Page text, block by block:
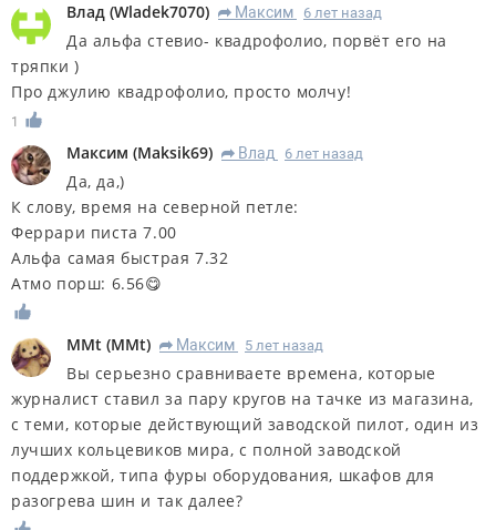
Влад (Wladek7070) R Максим 6 лет назад
Да альфа стевио- квадрофолио, порвёт его на
тряпки )
Про джулию квадрофолио, просто молчу!
1
Максим (Maksik69) R Влад 6 лет назад
Да, да,)
К слову, время на северной петле:
Феррари писта 7.00
Альфа самая быстрая 7.32
Атмо порш: 6.56😋
MMt (MMt) R Максим 5 лет назад
Вы серьезно сравниваете времена, которые
журналист ставил за пару кругов на тачке из магазина,
с теми, которые действующий заводской пилот, один из
лучших кольцевиков мира, с полной заводской
поддержкой, типа фуры оборудования, шкафов для
разогрева шин и так далее?